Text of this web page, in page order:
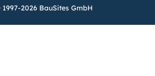
2026 BauSites GmbH